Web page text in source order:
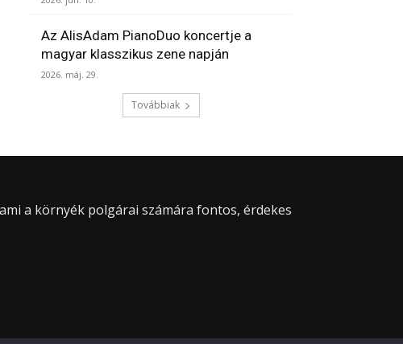
Az AlisAdam PianoDuo koncertje a
magyar klasszikus zene napján
2026. máj. 29.
Továbbiak
a környék polgárai számára fontos, érdekes